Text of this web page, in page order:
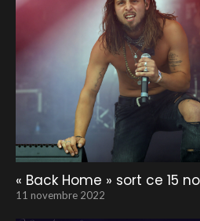
« Back Home » sort ce 15
11 novembre 2022